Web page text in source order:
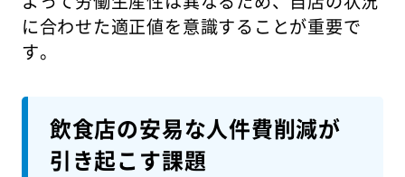
に合わせた適正値を意識することが重要で
す。
飲食店の安易な人件費削減が
引き起こす課題